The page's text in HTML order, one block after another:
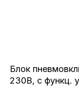
Блок
230В, с функц.